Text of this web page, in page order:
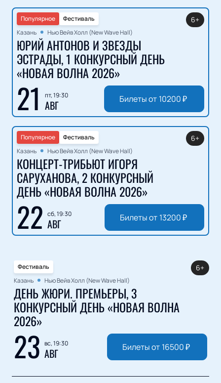
Фестиваль
Популярное
Казань
Нью Вейв Холл (New Wave Hall)
ЮРИЙ АНТОНОВ И ЗВЕЗДЫ
ЭСТРАДЫ, 1 КОНКУРСНЫЙ ДЕНЬ
«НОВАЯ ВОЛНА 2026»
21 пт, 19:30
АВГ
6+
Билеты от 10200₽
Фестиваль
Популярное
Казань
Нью Вейв Холл (New Wave Hall)
КОНЦЕРТ-ТРИБЬЮТ ИГОРЯ
САРУХАНОВА, 2 КОНКУРСНЫЙ
ДЕНЬ «НОВАЯ ВОЛНА 2026»
22 сб, 19:30
АВГ
6+
Билеты от 13200₽
Фестиваль
Казань
Нью Вейв Холл (New Wave Hall)
ДЕНЬ ЖЮРИ. ПРЕМЬЕРЫ, 3
КОНКУРСНЫЙ ДЕНЬ «НОВАЯ ВОЛНА
2026»
23 вс, 19:30
АВГ
6+
Билеты от 16500₽